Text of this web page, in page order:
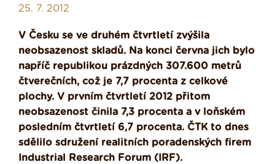
25. 7. 2012
V Česku se ve druhém čtvrtletí zvýšila
neobsazenost skladů. Na konci června jich bylo
napříč republikou prázdných 307.600 metrů
čtverečních, což je 7,7 procenta z celkové
plochy. V prvním čtvrtletí 2012 přitom
neobsazenost činila 7,3 procenta a v loňském
posledním čtvrtletí 6,7 procenta. ČTK to dnes
sdělilo sdružení realitních poradenských firem
Industrial Research Forum (IRF).